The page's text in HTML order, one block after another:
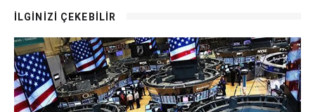
İLGİNİZİ ÇEKEBİLİR